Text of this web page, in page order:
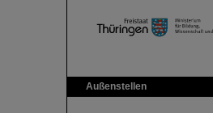
Außenstellen